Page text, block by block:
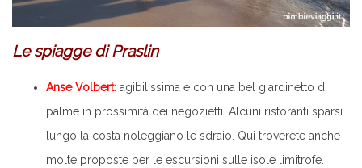
Le spiagge di Praslin
Anse Volbert: agibilissima e con una bel giardinetto di
palme in prossimità dei negozietti. Alcuni ristoranti sparsi
lungo la costa noleggiano le sdraio. Qui troverete anche
molte proposte per le escursioni sulle isole limitrofe.